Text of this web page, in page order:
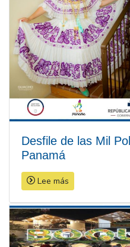
Desfile de las Mil
Panamá
Lee más